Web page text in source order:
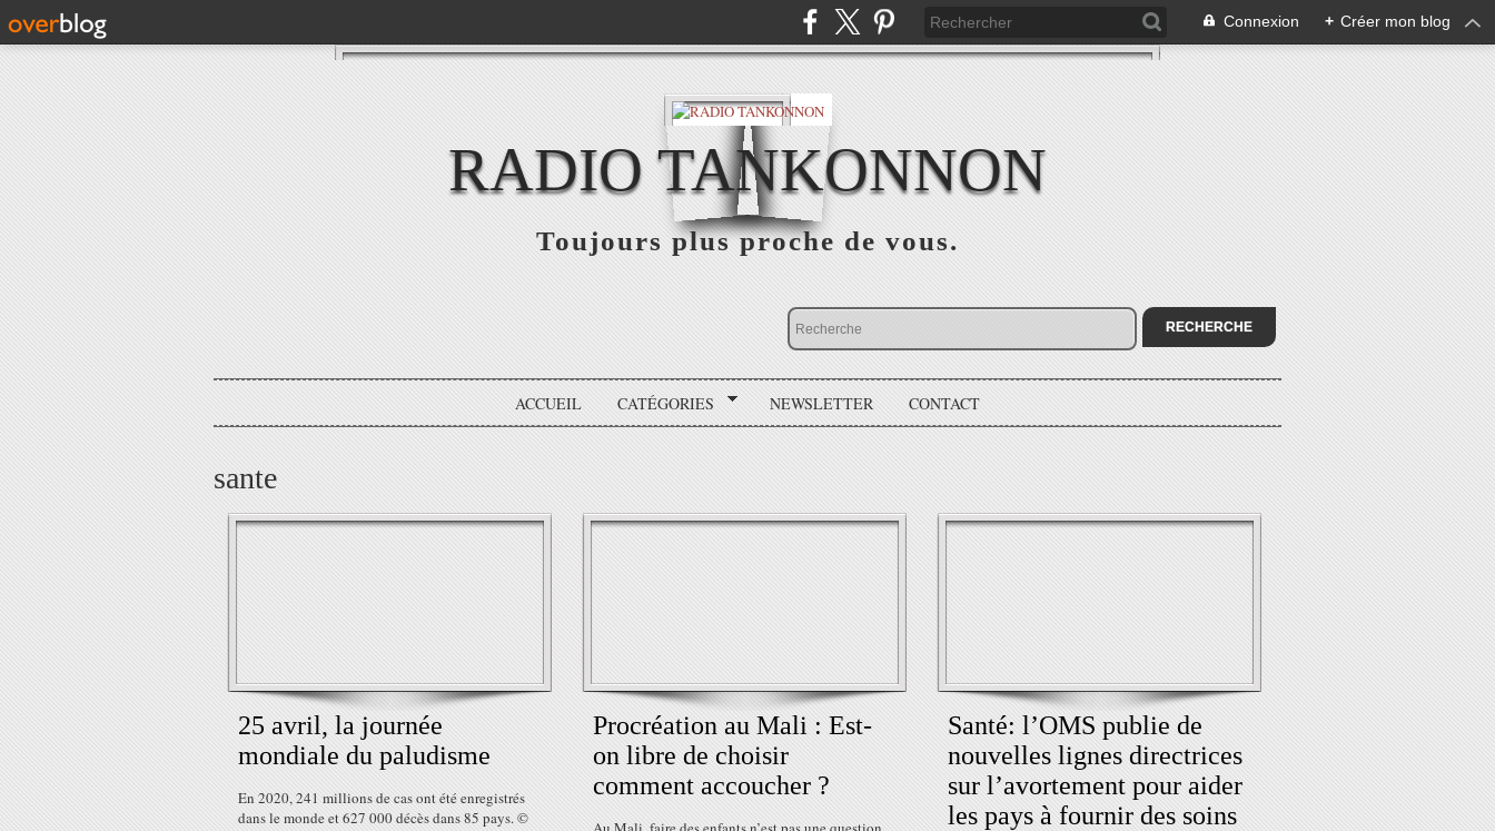
Connexion + Créer mon blog
RADIO TANKONNON
Toujours plus proche de vous.
ACCUEIL CATÉGORIES NEWSLETTER CONTACT
sante
25 avril, la journée
mondiale du paludisme
En 2020, 241 millions de cas ont été enregistrés
dans le monde et 627 000 décès dans 85 pays. ©
Procréation au Mali : Est-
on libre de choisir
comment accoucher ?
Santé: l’OMS publie de
nouvelles lignes directrices
sur l’avortement pour aider
les pays à fournir des soins